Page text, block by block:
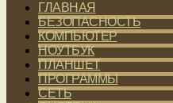
ГЛАВНАЯ
БЕЗОПАСНОСТЬ
КОМПЬЮТЕР
НОУТБУК
ПЛАНШЕТ
ПРОГРАММЫ
СЕТЬ